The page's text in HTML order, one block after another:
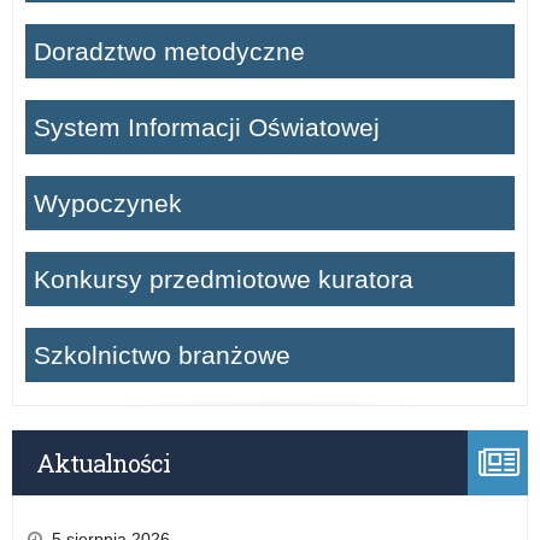
Doradztwo metodyczne
System Informacji Oświatowej
Wypoczynek
Konkursy przedmiotowe kuratora
Szkolnictwo branżowe
Aktualności